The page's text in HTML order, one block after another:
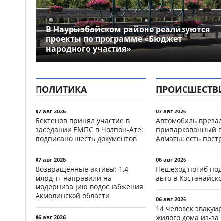
В Наурызбайском районе реализуются
проекты по программе «Бюджет
народного участия»
ПОЛИТИКА
07 авг 2026
Бектенов принял участие в
заседании ЕМПС в Чолпон-Ате:
подписано шесть документов
07 авг 2026
Возвращённые активы: 1,4
млрд тг направили на
модернизацию водоснабжения
Акмолинской области
06 авг 2026
07 авг 2026
Автомобиль
припаркованный
Алматы: есть
06 авг 2026
Пешеход погиб
авто в
06 авг 2026
14 человек
жилого дома из-